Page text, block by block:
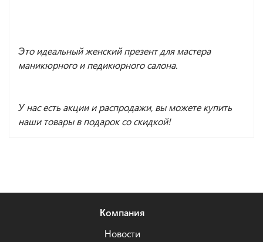
Это идеальный женский презент для мастера
маникюрного и педикюрного салона.
У нас есть акции и распродажи, вы можете купить
наши товары в подарок со скидкой!
Компания
Новости